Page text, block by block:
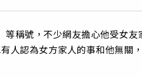
等稱號，不少網友擔心他受女友
人認為女方家人的事和他無關